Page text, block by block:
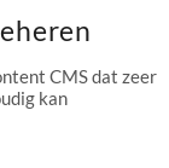
CMS dat zeer
kan